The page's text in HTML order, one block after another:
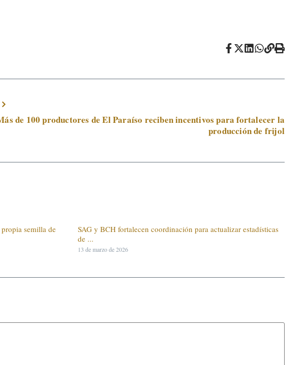
de 100 productores de El Paraíso reciben incentivos para fortalecer la
producción de frijol
propia semilla de
SAG y BCH fortalecen coordinación para actualizar estadísticas
de ...
13 de marzo de 2026